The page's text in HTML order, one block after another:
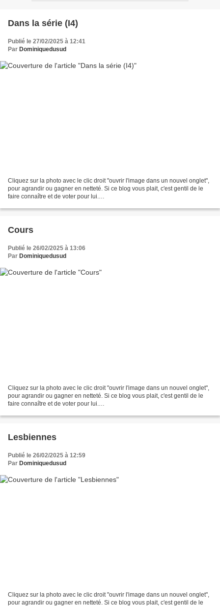
Dans la série (I4)
Publié le 27/02/2025 à 12:41
Par Dominiquedusud
Cliquez sur la photo avec le clic droit "ouvrir l'image dans un nouvel onglet",
pour agrandir ou gagner en netteté. Si ce blog vous plait, c'est gentil de le
faire connaître et de voter pour lui.
Cours
Publié le 26/02/2025 à 13:06
Par Dominiquedusud
Cliquez sur la photo avec le clic droit "ouvrir l'image dans un nouvel onglet",
pour agrandir ou gagner en netteté. Si ce blog vous plait, c'est gentil de le
faire connaître et de voter pour lui.
Lesbiennes
Publié le 26/02/2025 à 12:59
Par Dominiquedusud
Cliquez sur la photo avec le clic droit "ouvrir l'image dans un nouvel onglet",
pour agrandir ou gagner en netteté. Si ce blog vous plait, c'est gentil de le